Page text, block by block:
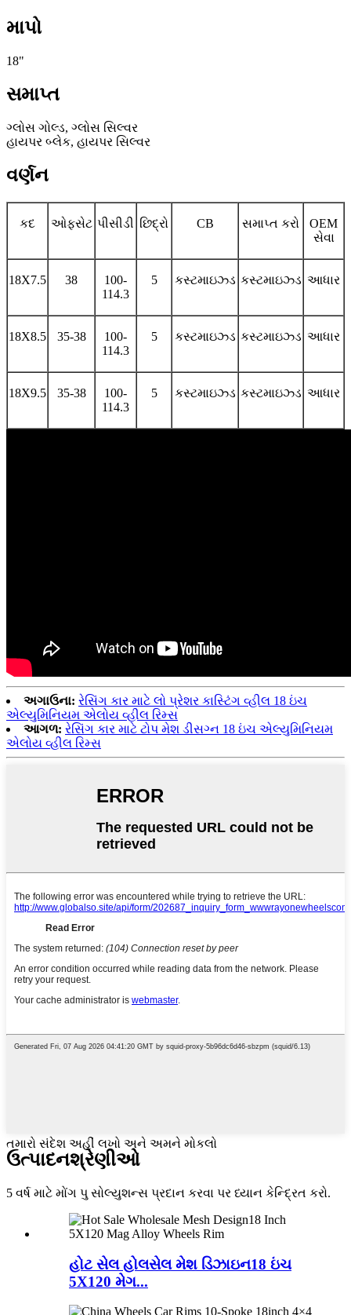
માપો
18"
સમાપ્ત
ગ્લોસ ગોલ્ડ, ગ્લોસ સિલ્વર
હાયપર બ્લેક, હાયપર સિલ્વર
વર્ણન
કદ ઓફસેટ પીસીડી છિદ્રો CB સમાપ્ત કરો
OEM
સેવા
18X7.5 38
100-
114.3
5 કસ્ટમાઇઝ્ડ કસ્ટમાઇઝ્ડ આધાર
18X8.5 35-38
100-
114.3
5 કસ્ટમાઇઝ્ડ કસ્ટમાઇઝ્ડ આધાર
18X9.5 35-38
100-
114.3
5 કસ્ટમાઇઝ્ડ કસ્ટમાઇઝ્ડ આધાર
અગાઉના: રેસિંગ કાર માટે લો પ્રેશર કાસ્ટિંગ વ્હીલ 18 ઇંચ
એલ્યુમિનિયમ એલોય વ્હીલ રિમ્સ
આગળ: રેસિંગ કાર માટે ટોપ મેશ ડીસગ્ન 18 ઇંચ એલ્યુમિનિયમ
એલોય વ્હીલ રિમ્સ
તમારો સંદેશ અહીં લખો અને અમને મોકલો
ઉત્પાદનશ્રેણીઓ
5 વર્ષ માટે મોંગ પુ સોલ્યુશન્સ પ્રદાન કરવા પર ધ્યાન કેન્દ્રિત કરો.
હોટ સેલ હોલસેલ મેશ ડિઝાઇન18 ઇંચ
5X120 મેગ...